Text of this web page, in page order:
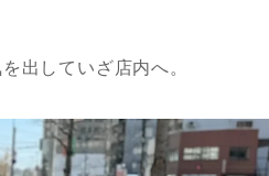
出していざ店内へ。